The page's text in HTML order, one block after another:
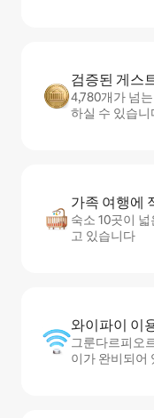
검증된 게스
4,780개가 넘
하실 수 있습니
가족 여행에
숙소 10곳이
고 있습니다
와이파이 이
그룬다르피오
이가 완비되어